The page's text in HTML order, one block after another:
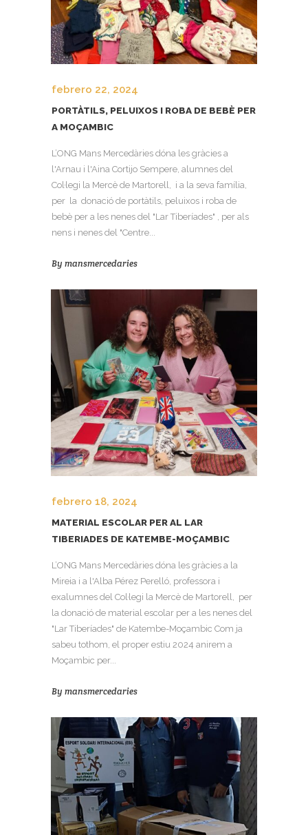
febrero 22, 2024
PORTÀTILS, PELUIXOS I ROBA DE BEBÈ PER
A MOÇAMBIC
L’ONG Mans Mercedàries dóna les gràcies a
l'Arnau i l'Aina Cortijo Sempere, alumnes del
Col·legi la Mercè de Martorell, i a la seva família,
per la donació de portàtils, peluixos i roba de
bebè per a les nenes del "Lar Tiberíades" , per als
nens i nenes del "Centre...
By mansmercedaries
febrero 18, 2024
MATERIAL ESCOLAR PER AL LAR
TIBERIADES DE KATEMBE-MOÇAMBIC
L’ONG Mans Mercedàries dóna les gràcies a la
Mireia i a l'Alba Pérez Perelló, professora i
exalumnes del Col·legi la Mercè de Martorell, per
la donació de material escolar per a les nenes del
"Lar Tiberíades" de Katembe-Moçambic Com ja
sabeu tothom, el proper estiu 2024 anirem a
Moçambic per...
By mansmercedaries